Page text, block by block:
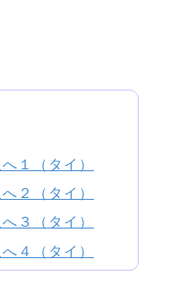
１（タイ）
２（タイ）
３（タイ）
４（タイ）